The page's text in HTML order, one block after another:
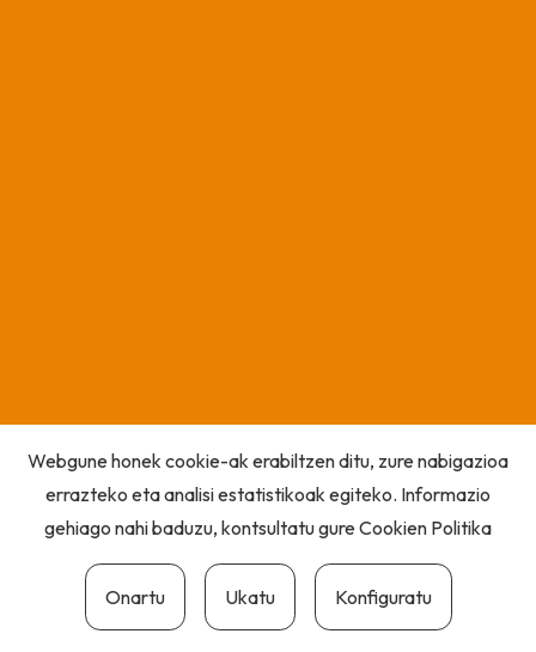
Webgune honek cookie-ak erabiltzen ditu, zure nabigazioa
errazteko eta analisi estatistikoak egiteko. Informazio
gehiago nahi baduzu, kontsultatu gureCookien Politika
Onartu Ukatu Konfiguratu